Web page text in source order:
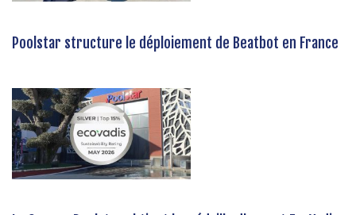
Poolstar structure le déploiement de Beatbot en France